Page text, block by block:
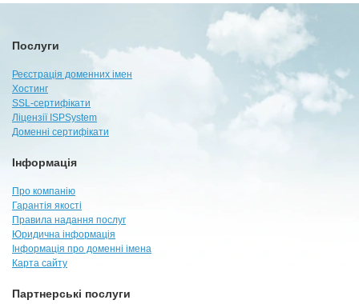
Послуги
Реєстрація доменних імен
Хостинг
SSL-сертифікати
Ліцензії ISPSystem
Доменні сертифікати
Інформація
Про компанію
Гарантія якості
Правила надання послуг
Юридична інформація
Інформація про доменні імена
Карта сайту
Партнерські послуги